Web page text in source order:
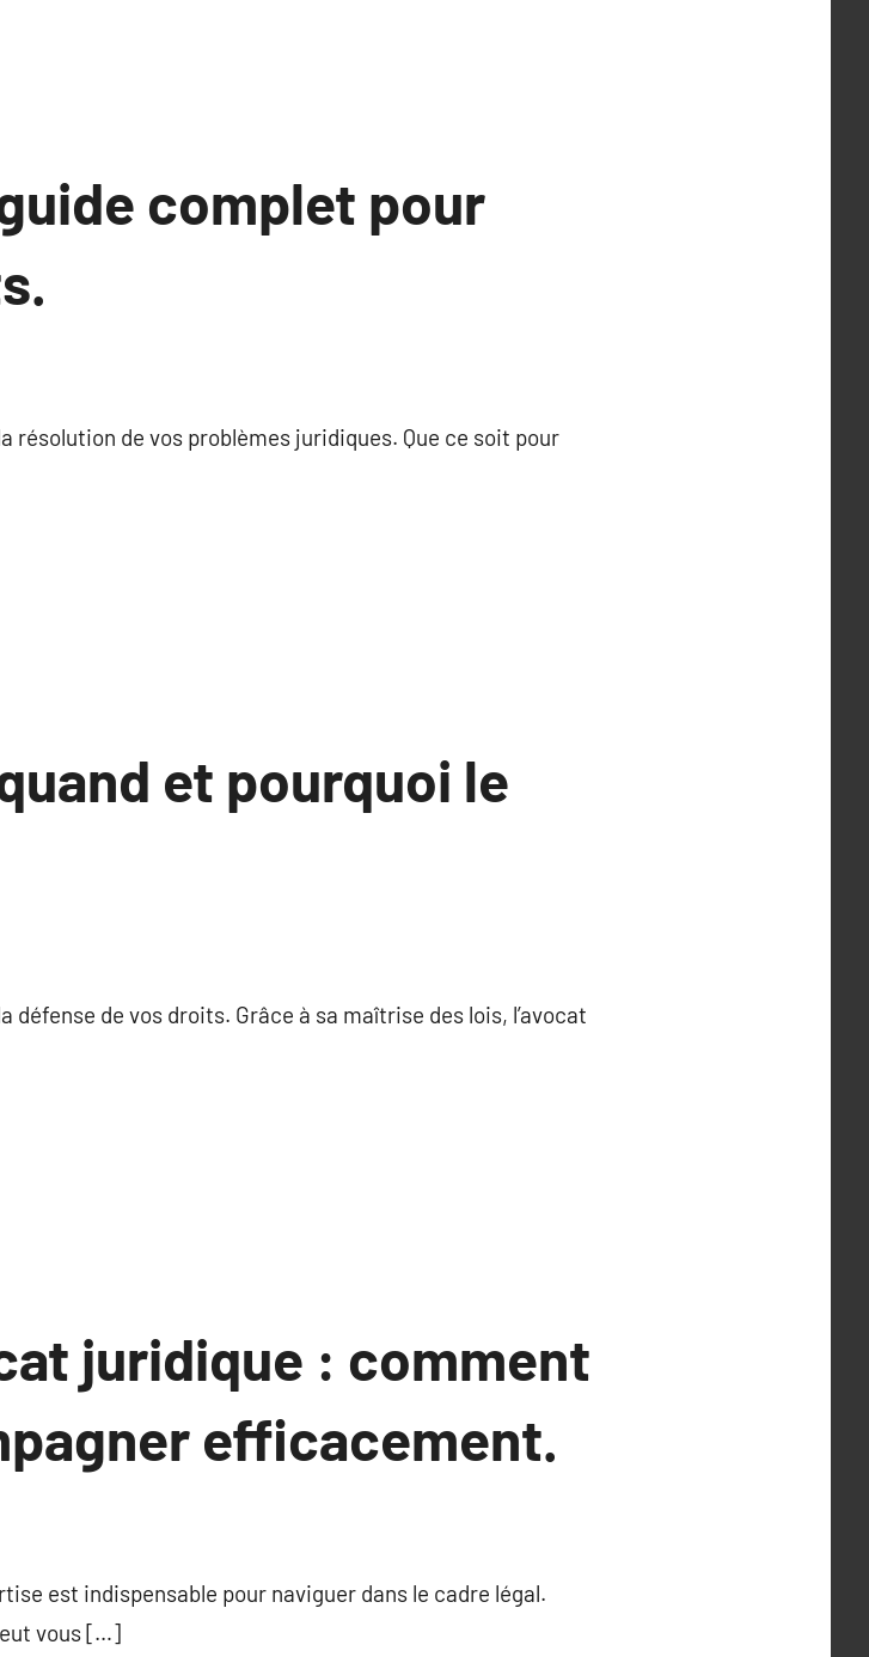
complet pour
résolution de vos problèmes juridiques. Que ce soit pour
et pourquoi le
de vos droits. Grâce à sa maîtrise des lois, l’avocat
juridique : comment
efficacement.
est indispensable pour naviguer dans le cadre légal.
vous […]